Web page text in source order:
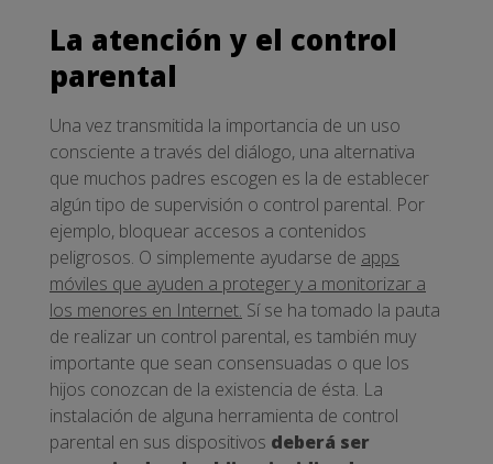
La atención y el control
parental
Una vez transmitida la importancia de un uso
consciente a través del diálogo, una alternativa
que muchos padres escogen es la de establecer
algún tipo de supervisión o control parental. Por
ejemplo, bloquear accesos a contenidos
peligrosos. O simplemente ayudarse de apps
móviles que ayuden a proteger y a monitorizar a
los menores en Internet. Sí se ha tomado la pauta
de realizar un control parental, es también muy
importante que sean consensuadas o que los
hijos conozcan de la existencia de ésta. La
instalación de alguna herramienta de control
parental en sus dispositivos deberá ser